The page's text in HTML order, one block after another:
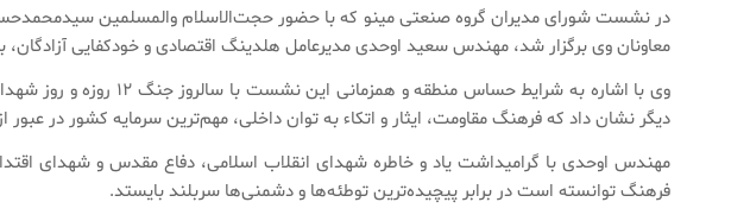
در نشست شورای مدیران گروه صنعتی مینو که با حضور حجت‌الاسلام والمسلمین
معاونان وی برگزار شد، مهندس سعید اوحدی مدیرعامل هلدینگ اقتصادی و خودکفایی
وی با اشاره به شرایط
دیگر نشان داد که فرهنگ مقاومت، ایثار و اتکاء به توان داخلی، مهم‌ترین سرمایه کشور در
مهندس اوحدی با گرامیداشت یاد و خاطره شهدای انقلاب اسلامی، دفاع مقدس و شهدای
فرهنگ توانسته است در برابر پیچیده‌ترین توطئه‌ها و دشمنی‌ها سربلند بایستد.